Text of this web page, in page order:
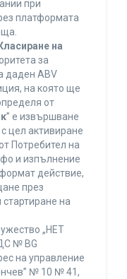
при
платформата
Класиране на
за
даден ABV
на която ще
от
” е извършване
цел активиране
Потребител на
и изпълнение
действие,
през
на
„НЕТ
№ BG
на управление
№ 10 № 41,